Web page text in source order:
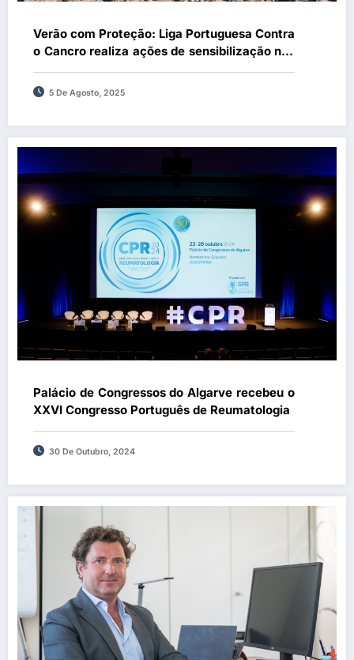
Verão com Proteção: Liga Portuguesa Contra
o Cancro realiza ações de sensibilização nas
praias
5 De Agosto, 2025
Palácio de Congressos do Algarve recebeu o
XXVI Congresso Português de Reumatologia
30 De Outubro, 2024